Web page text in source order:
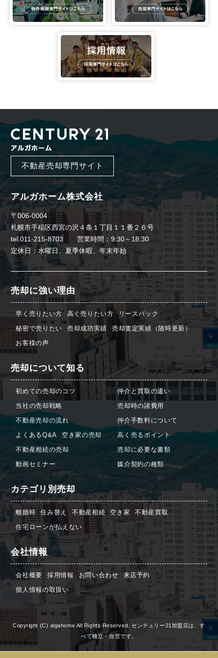
不動産売却専門サイト
アルガホーム株式会社
〒006-0004
札幌市手稲区西宮の沢４条１丁目１１番２６号
tel.011-215-8703 営業時間：9:30～18:30
定休日：水曜日、夏季休暇、年末年始
売却に強い理由
早く売りたい方 高く売りたい方
リースバック
秘密で売りたい
売却成功実績
売却査定実績（随時更新）
お客様の声
売却について知る
初めての売却のコツ
当社の売却戦略
不動産売却の流れ
よくあるQ&A
空き家の売却
不動産相続の売却
動画セミナー
仲介と買取の違い
売却時の諸費用
仲介手数料について
高く売るポイント
売却に必要な書類
媒介契約の種類
カテゴリ別売却
離婚時 住み替え 不動産相続 空き家
不動産買取
住宅ローンが払えない
会社情報
会社概要 採用情報 お問い合わせ
来店予約
個人情報の取扱い
Copyright (C) algahome All Rights Reserved. センチュリー21加盟店は、す
べて独立・自営です。